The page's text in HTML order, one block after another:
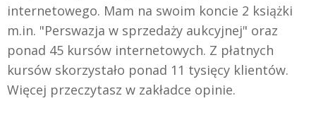
internetowego. Mam na swoim koncie 2 książki
m.in. "Perswazja w sprzedaży aukcyjnej" oraz
ponad 45 kursów internetowych. Z płatnych
kursów skorzystało ponad 11 tysięcy klientów.
Więcej przeczytasz w zakładce opinie.